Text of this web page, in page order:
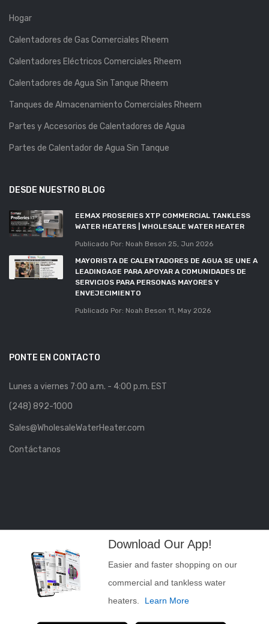
Hogar
Calentadores de Gas Comerciales Rheem
Calentadores Eléctricos Comerciales Rheem
Calentadores de Agua Sin Tanque Rheem
Tanques de Almacenamiento Comerciales Rheem
Partes y Accesorios de Calentadores de Agua
Partes de Calentador de Agua Sin Tanque
DESDE NUESTRO BLOG
EEMAX PROSERIES XTP COMMERCIAL TANKLESS
WATER HEATERS | WHOLESALE WATER HEATER
Publicado Por: Noah Beson 25, Jun 2026
MAYORISTA DE CALENTADORES DE AGUA SE UNE A
LEADINGAGE PARA APOYAR A COMUNIDADES DE
SERVICIOS PARA PERSONAS MAYORES Y
ENVEJECIMIENTO
Publicado Por: Noah Beson 11, May 2026
PONTE EN CONTACTO
Lunes a viernes 7:00 a.m. - 4:00 p.m. EST
(248) 892-1000
Sales@WholesaleWaterHeater.com
Contáctanos
Download Our App!
Easier and faster shopping on our
commercial and tankless water
heaters.
Learn More